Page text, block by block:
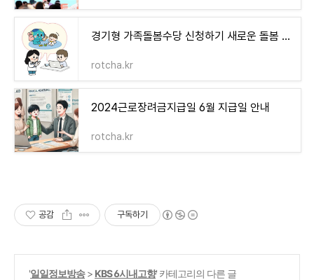
경기형 가족돌봄수당 신청하기 새로운 돌봄 지원 제도 6월 3일부터
rotcha.kr
2024근로장려금지급일 6월 지급일 안내
rotcha.kr
공감 구독하기
'일일정보방송> KBS 6시내고향' 카테고리의 다른 글